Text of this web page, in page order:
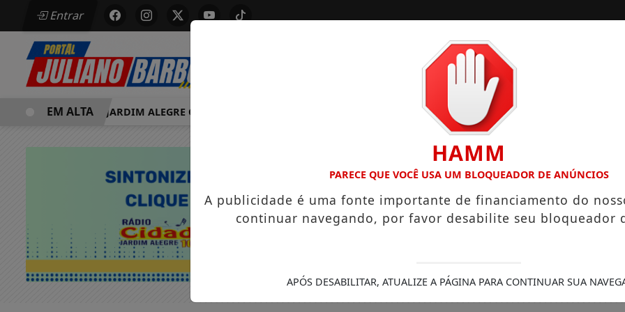
Entrar
INÍCIO
MORRE EM JARDIM ALEGRE OSVALDO PEDRO DOS SANTOS, O “NEGUINHO DA COXINHA”, QUE VIRALIZOU COM FRASE
EM ALTA
HAMM
PARECE QUE VOCÊ USA UM BLOQUEADOR DE ANÚNCIOS
A publicidade é uma fonte importante de financiamento do
continuar navegando, por favor desabilite seu bloqueador
APÓS DESABILITAR, ATUALIZE A PÁGINA PARA CONTINUAR SUA